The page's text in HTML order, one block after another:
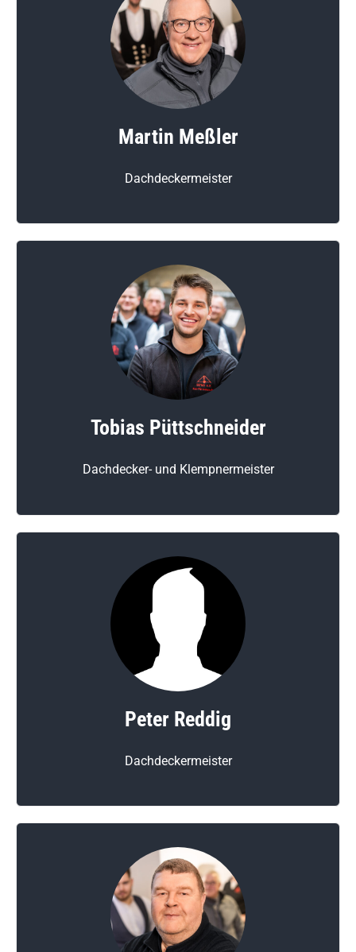
Martin Meßler
Dachdeckermeister
Tobias Püttschneider
Dachdecker- und Klempnermeister
Peter Reddig
Dachdeckermeister